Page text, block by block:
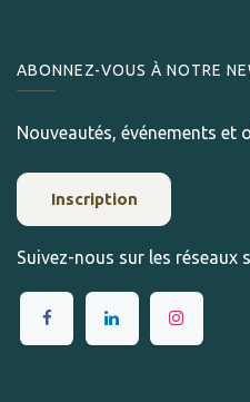
ABONNEZ-VOUS À NOTRE
Nouveautés, événements et
Inscription
Suivez-nous sur les réseaux